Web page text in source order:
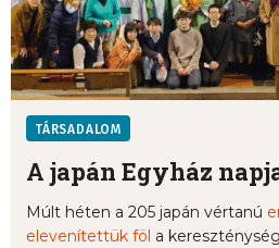
TÁRSADALOM
A japán Egyház
Múlt héten a 205 japán vértanú
elevenítettük föl a